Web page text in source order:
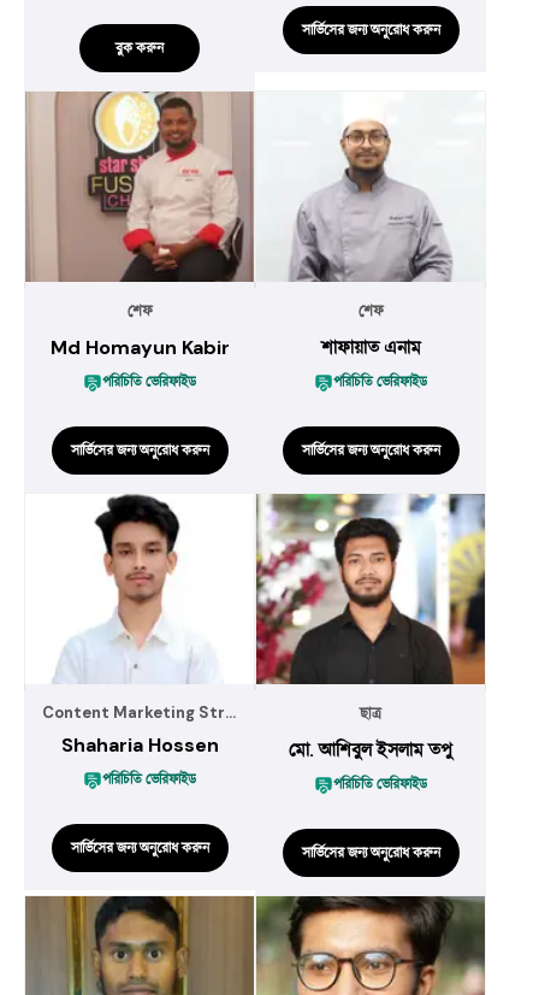
বুক করুন
সার্ভিসের জন্য অনুরোধ করুন
শেফ
Md Homayun Kabir
পরিচিতি ভেরিফাইড
সার্ভিসের জন্য অনুরোধ করুন
শেফ
শাফায়াত এনাম
পরিচিতি ভেরিফাইড
সার্ভিসের জন্য অনুরোধ করুন
Content Marketing Strategist
Shaharia Hossen
পরিচিতি ভেরিফাইড
সার্ভিসের জন্য অনুরোধ করুন
ছাত্র
মো. আশিবুল ইসলাম তপু
পরিচিতি ভেরিফাইড
সার্ভিসের জন্য অনুরোধ করুন